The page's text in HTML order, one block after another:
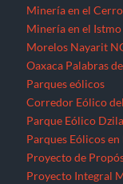
Minería en el
Minería en el Istmo
Morelos Nayarit
Oaxaca Palabras
Parques eólicos
Corredor Eólico
Parque Eólico
Parques Eólicos
Proyecto de
Proyecto Integral